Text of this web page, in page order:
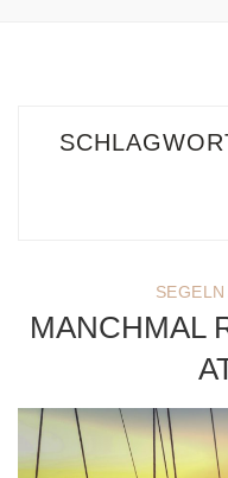
SEGELN
MANCHMAL